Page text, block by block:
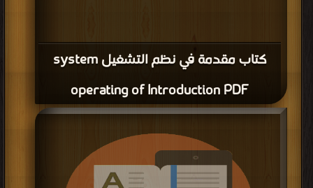
كتاب نظم التشغيل (علوم+ تقانة)Operating
System PDF